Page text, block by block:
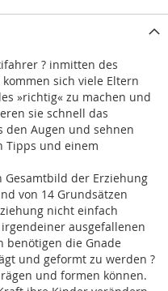
? inmitten des
sich viele Eltern
»richtig« zu machen und
sie schnell das
den Augen und sehnen
Tipps und einem
Gesamtbild der Erziehung
von 14 Grundsätzen
nicht einfach
ausgefallenen
benötigen die Gnade
und geformt zu werden ?
und formen können.